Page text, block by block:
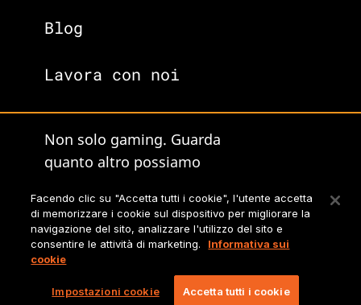
Blog
Lavora con noi
Non solo gaming. Guarda
quanto altro possiamo
Sito principale
Lionbridge
Facendo clic su "Accetta tutti i cookie", l'utente accetta
di memorizzare i cookie sul dispositivo per migliorare la
navigazione del sito, analizzare l'utilizzo del sito e
consentire le attività di marketing.
Informativa sui
cookie
Impostazioni cookie Accetta tutti i cookie